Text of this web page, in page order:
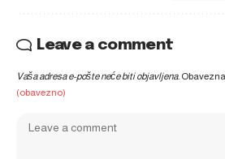
Leave a comment
Vaša adresa e-pošte neće biti objavljena.
(obavezno)